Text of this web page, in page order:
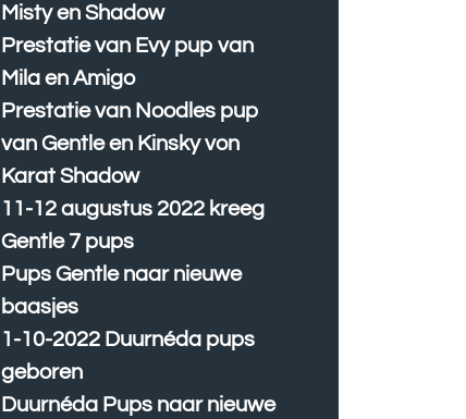
Misty en Shadow
Prestatie van Evy pup van
Mila en Amigo
Prestatie van Noodles pup
van Gentle en Kinsky von
Karat Shadow
11-12 augustus 2022 kreeg
Gentle 7 pups
Pups Gentle naar nieuwe
baasjes
1-10-2022 Duurnéda pups
geboren
Duurnéda Pups naar nieuwe